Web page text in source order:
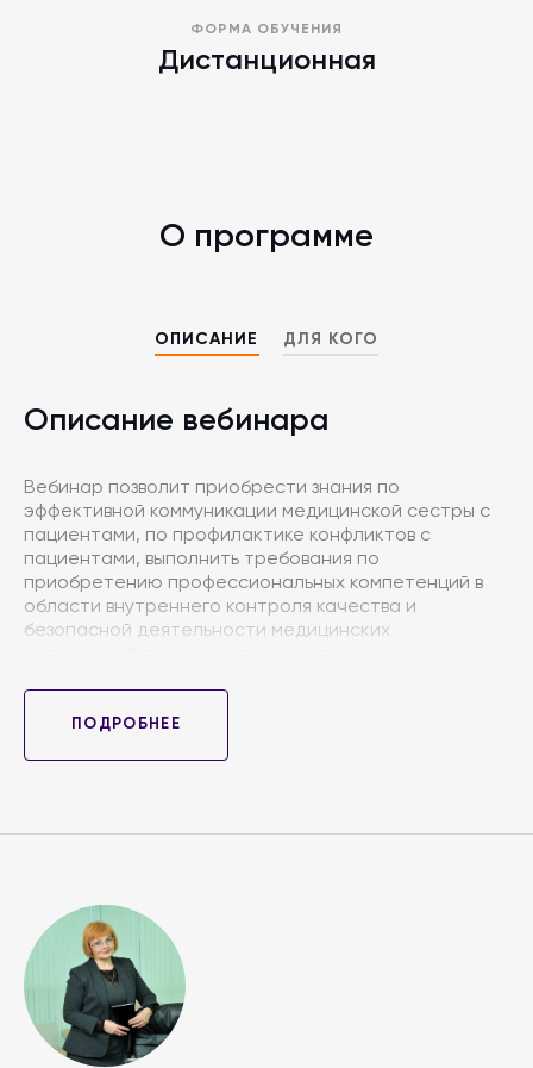
ФОРМА ОБУЧЕНИЯ
Дистанционная
О программе
ОПИСАНИЕ ДЛЯ КОГО
Описание вебинара
Вебинар позволит приобрести знания по
эффективной коммуникации медицинской сестры с
пациентами, по профилактике конфликтов с
пациентами, выполнить требования по
приобретению профессиональных компетенций в
области внутреннего контроля качества и
безопасной деятельности медицинских
Целью образовательного мероприятия являются: -
Вовлечение среднего медицинского персонала в
процессы совершенствования оказания
медицинской помощи путем применения различных
технологий, в том числе ресурсосберегающих, для
повышения удовлетворенности пациентов
медицинской помощью.
ПОДРОБНЕЕ